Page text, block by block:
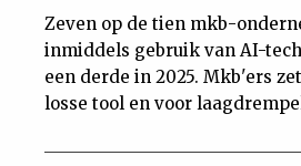
Zeven op de tien mkb-
inmiddels gebruik van AI-
een derde in 2025. Mkb'ers
losse tool en voor